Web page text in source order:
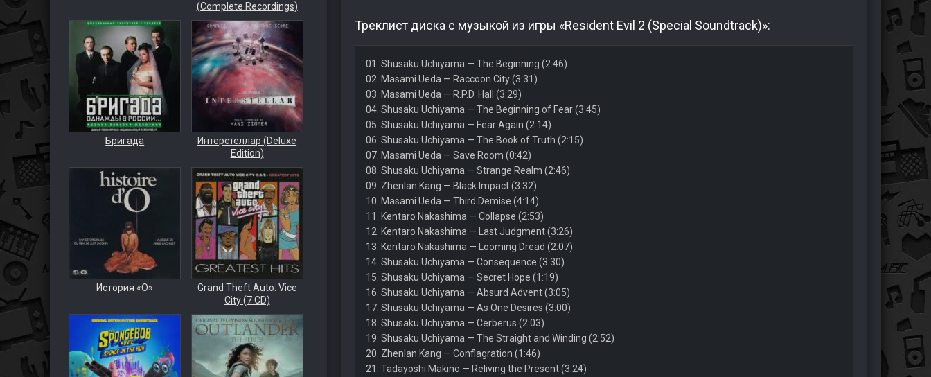
(Complete Recordings)
Бригада
Интерстеллар (Deluxe
Edition)
История «О»
Grand Theft Auto: Vice
City (7 CD)
Треклист диска с музыкой из игры «Resident Evil 2 (Special Soundtrack)»:
01. Shusaku Uchiyama — The Beginning (2:46)
02. Masami Ueda — Raccoon City (3:31)
03. Masami Ueda — R.P.D. Hall (3:29)
04. Shusaku Uchiyama — The Beginning of Fear (3:45)
05. Shusaku Uchiyama — Fear Again (2:14)
06. Shusaku Uchiyama — The Book of Truth (2:15)
07. Masami Ueda — Save Room (0:42)
08. Shusaku Uchiyama — Strange Realm (2:46)
09. Zhenlan Kang — Black Impact (3:32)
10. Masami Ueda — Third Demise (4:14)
11. Kentaro Nakashima — Collapse (2:53)
12. Kentaro Nakashima — Last Judgment (3:26)
13. Kentaro Nakashima — Looming Dread (2:07)
14. Shusaku Uchiyama — Consequence (3:30)
15. Shusaku Uchiyama — Secret Hope (1:19)
16. Shusaku Uchiyama — Absurd Advent (3:05)
17. Shusaku Uchiyama — As One Desires (3:00)
18. Shusaku Uchiyama — Cerberus (2:03)
19. Shusaku Uchiyama — The Straight and Winding (2:52)
20. Zhenlan Kang — Conflagration (1:46)
21. Tadayoshi Makino — Reliving the Present (3:24)